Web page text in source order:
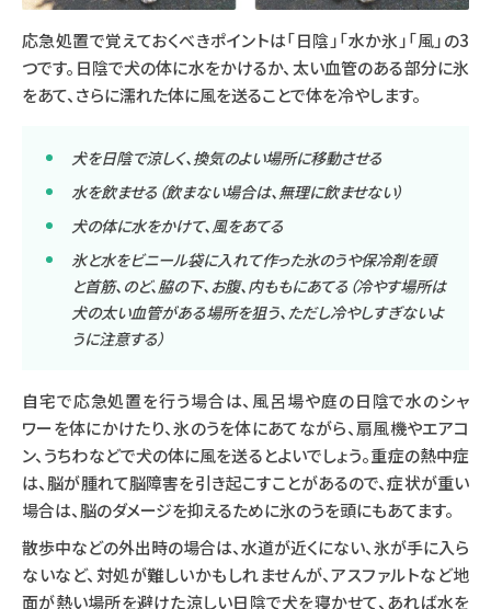
応急処置で覚えておくべきポイントは「日陰」「水か氷」「風」の3
つです。日陰で犬の体に水をかけるか、太い血管のある部分に氷
をあて、さらに濡れた体に風を送ることで体を冷やします。
犬を日陰で涼しく、換気のよい場所に移動させる
水を飲ませる（飲まない場合は、無理に飲ませない）
犬の体に水をかけて、風をあてる
氷と水をビニール袋に入れて作った氷のうや保冷剤を頭
と首筋、のど、脇の下、お腹、内ももにあてる（冷やす場所は
犬の太い血管がある場所を狙う、ただし冷やしすぎないよ
うに注意する）
自宅で応急処置を行う場合は、風呂場や庭の日陰で水のシャ
ワーを体にかけたり、氷のうを体にあてながら、扇風機やエアコ
ン、うちわなどで犬の体に風を送るとよいでしょう。重症の熱中症
は、脳が腫れて脳障害を引き起こすことがあるので、症状が重い
場合は、脳のダメージを抑えるために氷のうを頭にもあてます。
散歩中などの外出時の場合は、水道が近くにない、氷が手に入ら
ないなど、対処が難しいかもしれませんが、アスファルトなど地
面が熱い場所を避けた涼しい日陰で犬を寝かせて、あれば水を